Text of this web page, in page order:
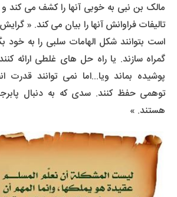
مالک بن نبی به خوبی آنها را کشف می کند
تالیفات فراوانش آنها را بیان می کند. «
است بتوانند شکل الهامات سلبی را به خود
گمراه سازند. یا راه حل های غلطی ارائه
پوشیده بماند ویا...اما نمی توانند
توهمی حفظ کنند. سدی که به دنبال
هستند. »